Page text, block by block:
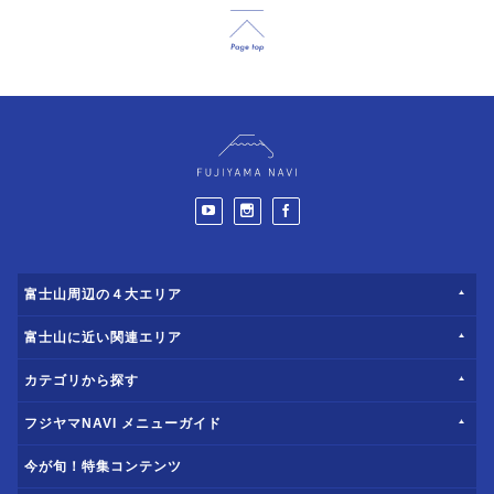
富士山周辺の４大エリア
富士山に近い関連エリア
カテゴリから探す
フジヤマNAVI メニューガイド
今が旬！特集コンテンツ